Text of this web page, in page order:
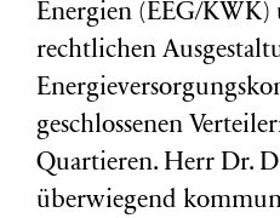
Energien (EEG/KWK)
rechtlichen
geschlossenen
Quartieren. Herr Dr.
überwiegend